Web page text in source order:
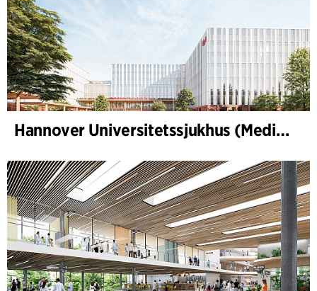
Hannover Universitetssjukhus (Medizinische Hochschule Hannover, MHH)